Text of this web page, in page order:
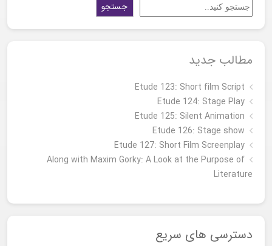
جستجو
مطالب جدید
Etude 123: Short film Script
Etude 124: Stage Play
Etude 125: Silent Animation
Etude 126: Stage show
Étude 127: Short Film Screenplay
Along with Maxim Gorky: A Look at the Purpose of
Literature
دسترسی های سریع